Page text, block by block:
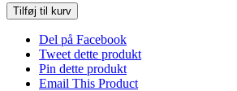
Puf
af
marokkansk
boujard
antal
Tilføj til kurv
Del på Facebook
Tweet dette produkt
Pin dette produkt
Email This Product